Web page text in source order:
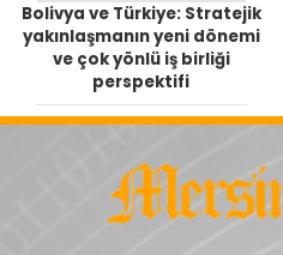
Bolivya ve Türkiye: Stratejik
yakınlaşmanın yeni dönemi
ve çok yönlü iş birliği
perspektifi